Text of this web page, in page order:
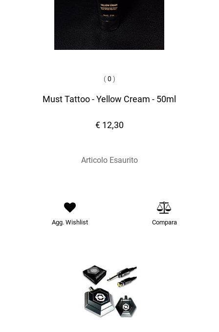
(0 )
Must Tattoo - Yellow Cream - 50ml
€ 12,30
Articolo Esaurito
Agg. Wishlist Compara